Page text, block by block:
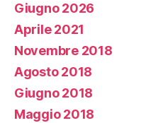
Giugno 2026
Aprile 2021
Novembre 2018
Agosto 2018
Giugno 2018
Maggio 2018